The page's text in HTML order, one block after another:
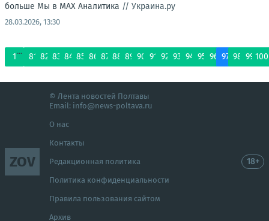
больше Мы в MAX Аналитика // Украина.ру
28.03.2026, 13:30
1
...
81 82 83 84 85 86 87 88 89 90 91 92 93 94 95 96 97 98 99 100
ZOV
© Лента новостей Полтавы
Email: info@news-poltava.ru
О нас
Контакты
Редакционная политика
Политика конфиденциальности
Правила пользования сайтом
Архив
18+